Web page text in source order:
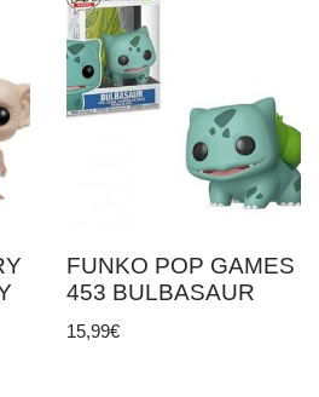
FUNKO POP GAMES
453 BULBASAUR
15,99€